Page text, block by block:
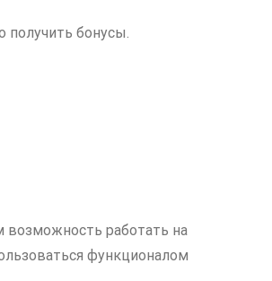
получить бонусы.
возможность работать на
функционалом